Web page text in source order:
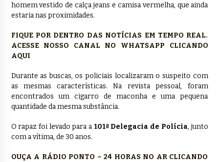
homem vestido de calça jeans e camisa vermelha, que ainda
estaria nas proximidades.
FIQUE POR DENTRO DAS NOTÍCIAS EM TEMPO REAL.
ACESSE NOSSO CANAL NO WHATSAPP CLICANDO
AQUI
Durante as buscas, os policiais localizaram o suspeito com
as mesmas características. Na revista pessoal, foram
encontrados um cigarro de maconha e uma pequena
quantidade da mesma substância.
O rapaz foi levado para a 101ª Delegacia de Polícia, junto
com a vítima, de 30 anos.
OUÇA A RÁDIO PONTO – 24 HORAS NO AR CLICANDO